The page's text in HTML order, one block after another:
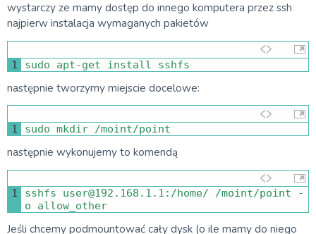
wystarczy ze mamy dostęp do innego komputera przez ssh
najpierw instalacja wymaganych pakietów
1 sudo apt-get install sshfs
następnie tworzymy miejscie docelowe:
1 sudo mkdir /moint/point
następnie wykonujemy to komendą
1 sshfs user@192.168.1.1 : /home/ /moint/point
-
o
allow_other
Jeśli chcemy podmountować cały dysk (o ile mamy do niego